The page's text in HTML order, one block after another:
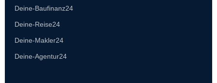
Deine-Baufinanz24
Deine-Reise24
Deine-Makler24
Deine-Agentur24